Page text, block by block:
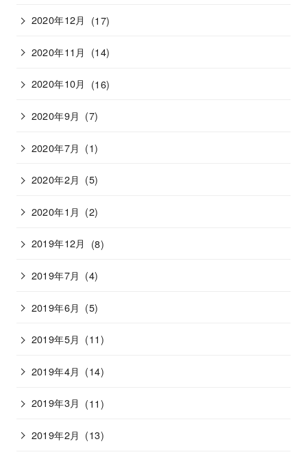
2020年12月 (17)
2020年11月 (14)
2020年10月 (16)
2020年9月 (7)
2020年7月 (1)
2020年2月 (5)
2020年1月 (2)
2019年12月 (8)
2019年7月 (4)
2019年6月 (5)
2019年5月 (11)
2019年4月 (14)
2019年3月 (11)
2019年2月 (13)